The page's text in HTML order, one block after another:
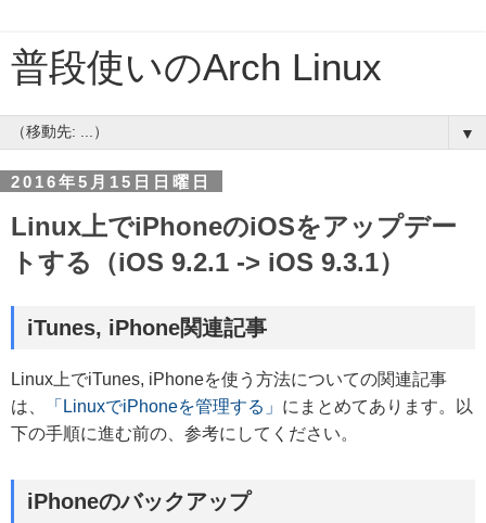
普段使いのArch Linux
▼
2016年5月15日日曜日
Linux上でiPhoneのiOSをアップデー
トする（iOS 9.2.1 -> iOS 9.3.1）
iTunes, iPhone関連記事
Linux上でiTunes, iPhoneを使う方法についての関連記事
は、
「LinuxでiPhoneを管理する」 にまとめてあります。以
下の手順に進む前の、参考にしてください。
iPhoneのバックアップ